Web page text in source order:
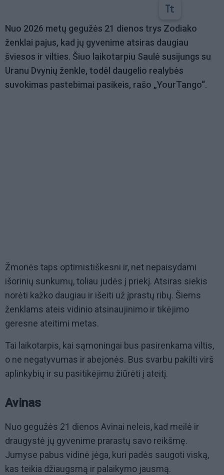
Nuo 2026 metų gegužės 21 dienos trys Zodiako
ženklai pajus, kad jų gyvenime atsiras daugiau
šviesos ir vilties. Šiuo laikotarpiu Saulė susijungs su
Uranu Dvynių ženkle, todėl daugelio realybės
suvokimas pastebimai pasikeis, rašo „YourTango“.
Žmonės taps optimistiškesni ir, net nepaisydami
išorinių sunkumų, toliau judės į priekį. Atsiras siekis
norėti kažko daugiau ir išeiti už įprastų ribų. Šiems
ženklams ateis vidinio atsinaujinimo ir tikėjimo
geresne ateitimi metas.
Tai laikotarpis, kai sąmoningai bus pasirenkama viltis,
o ne negatyvumas ir abejonės. Bus svarbu pakilti virš
aplinkybių ir su pasitikėjimu žiūrėti į ateitį.
Avinas
Nuo gegužės 21 dienos Avinai neleis, kad meilė ir
draugystė jų gyvenime prarastų savo reikšmę.
Jumyse pabus vidinė jėga, kuri padės saugoti viską,
kas teikia džiaugsmą ir palaikymo jausmą.